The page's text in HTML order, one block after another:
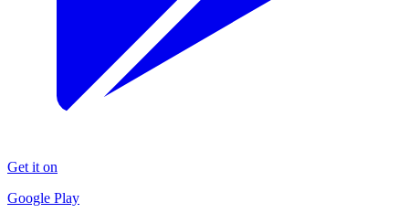
Get it on
Google Play